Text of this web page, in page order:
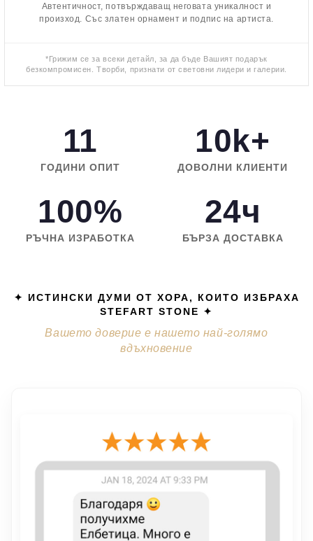
Автентичност, потвърждаващ неговата уникалност и
произход. Със златен орнамент и подпис на артиста.
*Грижим се за всеки детайл, за да бъде Вашият подарък
безкомпромисен. Творби, признати от световни лидери и галерии.
11
ГОДИНИ ОПИТ
10k+
ДОВОЛНИ КЛИЕНТИ
100%
РЪЧНА ИЗРАБОТКА
24ч
БЪРЗА ДОСТАВКА
✦ ИСТИНСКИ ДУМИ ОТ ХОРА, КОИТО ИЗБРАХА
STEFART STONE ✦
Вашето доверие е нашето най-голямо
вдъхновение